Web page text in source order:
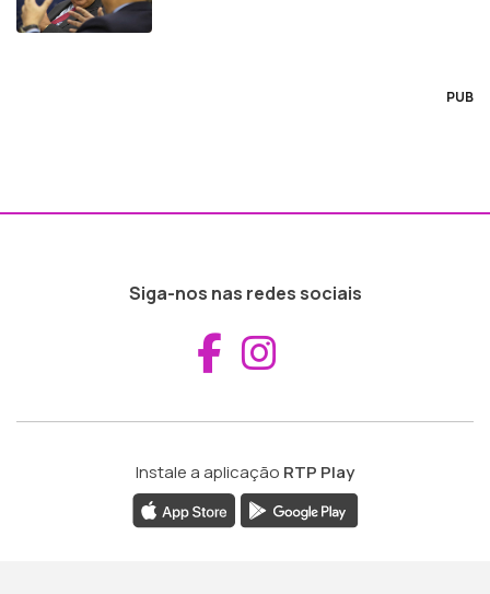
PUB
Siga-nos nas redes sociais
Aceder ao
Instale a aplicação RTP Play